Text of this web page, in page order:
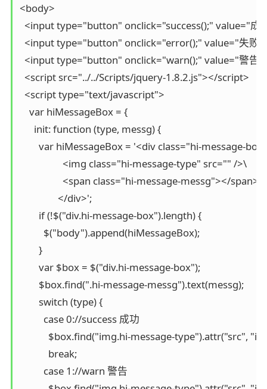
<body>
<input type="button" onclick="success();" value="成
<input type="button" onclick="error();" value="失败
<input type="button" onclick="warn();" value="警告
  <script src="../../Scripts/jquery-1.8.2.js"></script>
  <script type="text/javascript">
    var hiMessageBox = {
      init: function (type, messg) {
var hiMessageBox = '<div class="hi-message-
                  <img class="hi-message-type" src="" />\
                  <span class="hi-message-messg"></span>\
                </div>';
        if (!$("div.hi-message-box").length) {
          $("body").append(hiMessageBox);
        }
        var $box = $("div.hi-message-box");
        $box.find(".hi-message-messg").text(messg);
        switch (type) {
          case 0://success 成功
$box.find("img.hi-message-type").attr("src",
            break;
          case 1://warn 警告